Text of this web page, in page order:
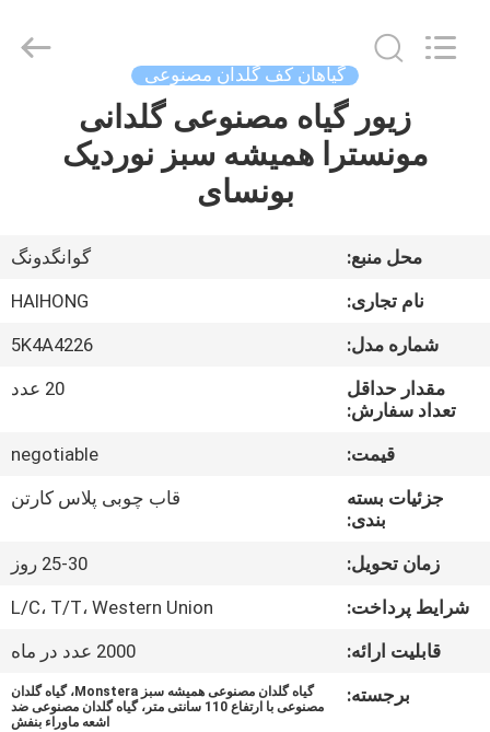
درباره
کارخانه
کنترل
کیفیت
گیاهان کف گلدان مصنوعی
زیور گیاه مصنوعی گلدانی
مونسترا همیشه سبز نوردیک
بونسای
محل منبع:
گوانگدونگ
نام تجاری:
HAIHONG
شماره مدل:
5K4A4226
مقدار حداقل
تعداد سفارش:
20 عدد
قیمت:
negotiable
جزئیات بسته
بندی:
قاب چوبی پلاس کارتن
زمان تحویل:
25-30 روز
شرایط پرداخت:
L/C، T/T، Western Union
قابلیت ارائه:
2000 عدد در ماه
برجسته:
گیاه گلدان مصنوعی همیشه سبز Monstera، گیاه گلدان
مصنوعی با ارتفاع 110 سانتی متر، گیاه گلدان مصنوعی ضد
اشعه ماوراء بنفش